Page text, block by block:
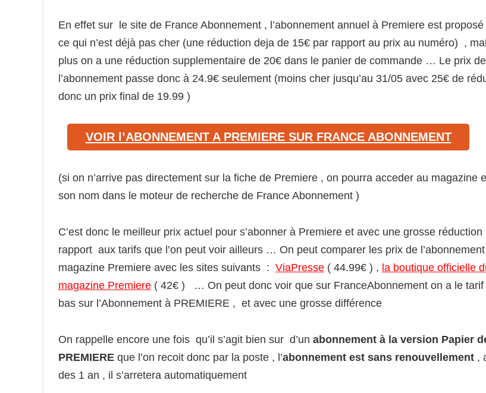
En effet sur le site de France Abonnement , l’abonnement annuel à Premiere est
ce qui n’est déjà pas cher (une réduction deja de 15€ par rapport au prix au numéro) ,
plus on a une réduction supplementaire de 20€ dans le panier de commande … Le prix de
l’abonnement passe donc à 24.9€ seulement (moins cher jusqu’au 31/05 avec 25€ de
donc un prix final de 19.99 )
VOIR l’ABONNEMENT A PREMIERE SUR FRANCE ABONNEMENT
(si on n’arrive pas directement sur la fiche de Premiere , on pourra acceder au magazine
son nom dans le moteur de recherche de France Abonnement )
C’est donc le meilleur prix actuel pour s’abonner à Premiere et avec une grosse réduction
rapport aux tarifs que l’on peut voir ailleurs … On peut comparer les prix de
magazine Premiere avec les sites suivants : ViaPresse ( 44.99€ ) , la boutique officielle
magazine Premiere ( 42€ ) … On peut donc voir que sur FranceAbonnement on a le tarif
bas sur l’Abonnement à PREMIERE , et avec une grosse différence
On rappelle encore une fois qu’il s’agit bien sur d’un abonnement à la version Papier
PREMIERE que l’on recoit donc par la poste , l’abonnement est sans renouvellement ,
des 1 an , il s’arretera automatiquement